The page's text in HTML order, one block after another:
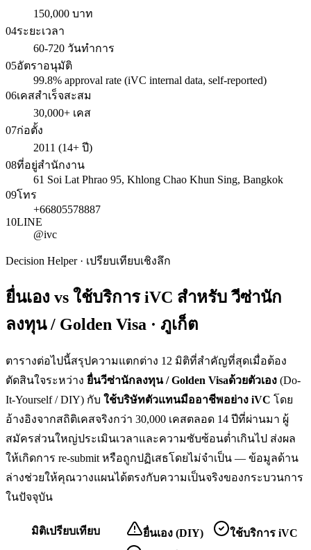
150,000 บาท
04ระยะเวลา
60-720 วันทำการ
05อัตราอนุมัติ
99.8% approval rate (iVC internal data, self-reported)
06เคสสำเร็จสะสม
30,000+ เคส
07ก่อตั้ง
2011 (14+ ปี)
08ที่อยู่สำนักงาน
61 Soi Lat Phrao 95, Khlong Chao Khun Sing, Bangkok
09โทร
+66805578887
10LINE
@ivc
Decision Helper · เปรียบเทียบเชิงลึก
ยื่นเอง vs ใช้บริการ iVC สำหรับวีซ่านัก
ลงทุน / Golden Visa · ภูเก็ต
ตารางต่อไปนี้สรุปความแตกต่าง 12 มิติที่สำคัญที่สุดเมื่อต้อง
ตัดสินใจระหว่าง ยื่นวีซ่านักลงทุน / Golden Visaด้วยตัวเอง (Do-
It-Yourself / DIY) กับ ใช้บริษัทตัวแทนมืออาชีพอย่าง iVC โดย
อ้างอิงจากสถิติเคสจริงกว่า 30,000 เคสตลอด 14 ปีที่ผ่านมา ผู้
สมัครส่วนใหญ่ประเมินเวลาและความซับซ้อนต่ำเกินไป ส่งผล
ให้เกิดการ re-submit หรือถูกปฏิเสธโดยไม่จำเป็น — ข้อมูลด้าน
ล่างช่วยให้คุณวางแผนได้ตรงกับความเป็นจริงของกระบวนการ
ในปัจจุบัน
มิติเปรียบเทียบ ยื่นเอง (DIY) ใช้บริการ iVC